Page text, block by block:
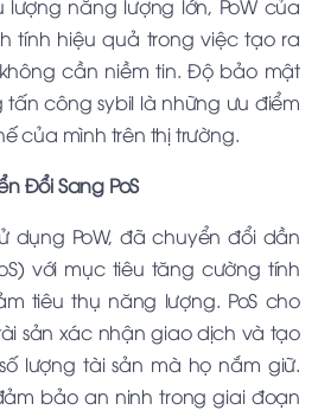
năng lượng lớn, PoW của
tính hiệu quả trong việc tạo ra
cần niềm tin. Độ bảo mật
công sybil là những ưu điểm
của mình trên thị trường.
Đổi Sang PoS
dụng PoW, đã chuyển đổi dần
với mục tiêu tăng cường tính
tiêu thụ năng lượng. PoS cho
sản xác nhận giao dịch và tạo
lượng tài sản mà họ nắm giữ.
bảo an ninh trong giai đoạn